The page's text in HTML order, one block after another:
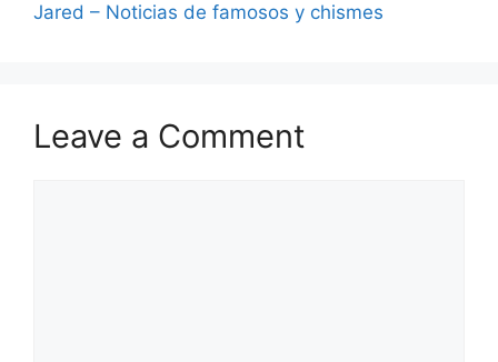
Jared – Noticias de famosos y chismes
Leave a Comment